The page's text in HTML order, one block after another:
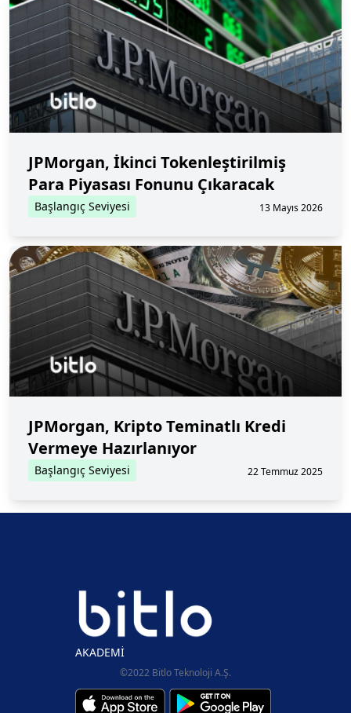
JPMorgan, İkinci Tokenleştirilmiş
Para Piyasası Fonunu Çıkaracak
Başlangıç Seviyesi 13 Mayıs 2026
JPMorgan, Kripto Teminatlı Kredi
Vermeye Hazırlanıyor
Başlangıç Seviyesi 22 Temmuz 2025
AKADEMİ
©2022 Bitlo Teknoloji A.Ş.